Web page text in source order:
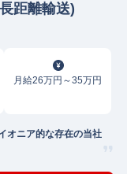
距離輸送)
月給26万円～35万円
オニア的な存在の当社